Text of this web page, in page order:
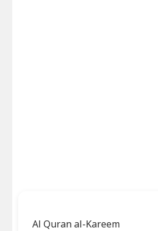
Al Quran al-Kareem